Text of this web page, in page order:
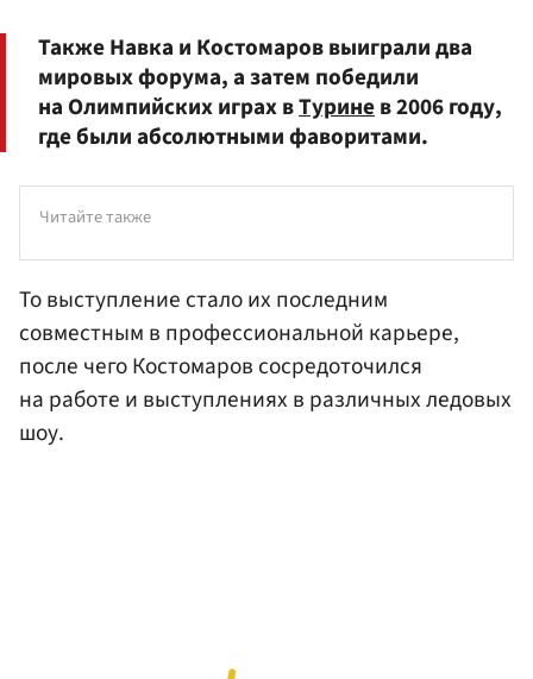
Также Навка и Костомаров выиграли два
мировых форума, а затем победили
на Олимпийских играх вТуринев 2006 году,
где были абсолютными фаворитами.
Читайте также
То выступление стало их последним
совместным в профессиональной карьере,
после чего Костомаров сосредоточился
на работе и выступлениях в различных ледовых
шоу.